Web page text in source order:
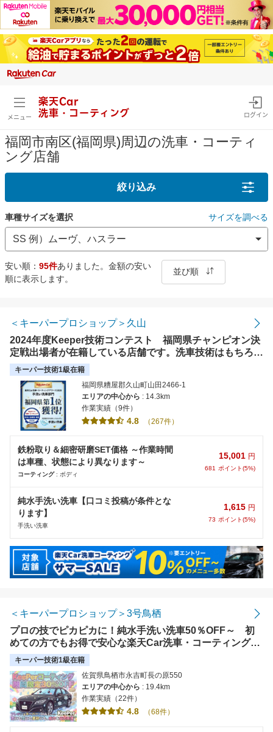
メニュー
楽天Car
洗車・コーティング
ログイン
福岡市南区(福岡県)周辺の洗車・コーティ
ング店舗
絞り込み
車種サイズを選択 サイズを調べる
安い順： 95件ありました。金額の安い
順に表示します。
並び順
評価の高い順
＜キーパープロショップ＞久山
2024年度Keeper技術コンテスト 福岡県チャンピオン決
定戦出場者が在籍している店舗です。洗車技術はもちろ
ん、普段のお手入れの仕方もお気軽にご相談ください。
キーパー技術1級在籍
福岡県糟屋郡久山町山田2466-1
エリアの中心から : 14.3km
作業実績（9件）
4.8 （267件）
鉄粉取り＆細密研磨SET価格 ～作業時間
は車種、状態により異なります～
コーティング: ボディ
15,001 円
681 ポイント(5%)
純水手洗い洗車【口コミ投稿が条件とな
ります】
手洗い洗車
1,615 円
73 ポイント(5%)
＜キーパープロショップ＞3号鳥栖
プロの技でピカピカに！純水手洗い洗車50％OFF～ 初
めての方でもお得で安心な楽天Car洗車・コーティングで
す！
キーパー技術1級在籍
佐賀県鳥栖市永吉町長の原550
エリアの中心から : 19.4km
作業実績（22件）
4.8 （68件）